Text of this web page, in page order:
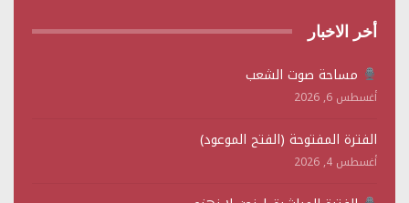
أخر الاخبار
مساحة صوت الشعب
أغسطس 6, 2026
الفترة المفتوحة (الفتح الموعود)
أغسطس 4, 2026